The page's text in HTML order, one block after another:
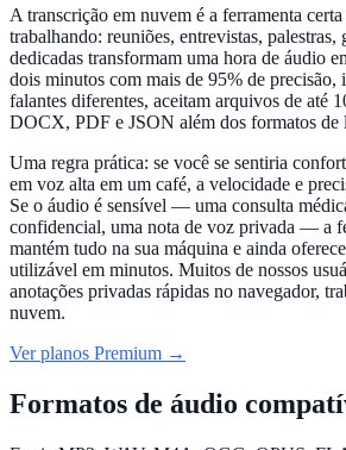
A transcrição em nuvem é a ferramenta
trabalhando: reuniões, entrevistas, palestras,
dedicadas transformam uma hora de áudio
dois minutos com mais de 95% de precisão,
falantes diferentes, aceitam arquivos de até
DOCX, PDF e JSON além dos formatos de
Uma regra prática: se você se sentiria
em voz alta em um café, a velocidade e
Se o áudio é sensível — uma consulta
confidencial, uma nota de voz privada — a
mantém tudo na sua máquina e ainda
utilizável em minutos. Muitos de nossos
anotações privadas rápidas no navegador,
nuvem.
Ver planos Premium →
Formatos de áudio